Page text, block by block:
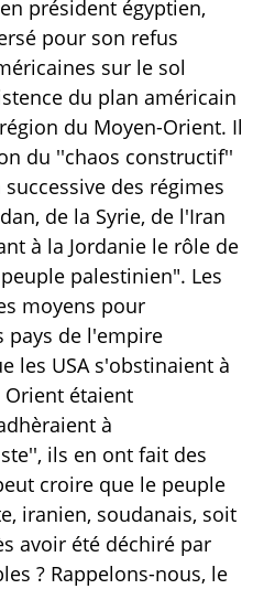
président égyptien,
pour son refus
sur le sol
du plan américain
du Moyen-Orient. Il
du ''chaos constructif''
des régimes
de la Syrie, de l'Iran
à la Jordanie le rôle de
palestinien". Les
moyens pour
pays de l'empire
les USA s'obstinaient à
étaient
à
ils en ont fait des
croire que le peuple
iranien, soudanais, soit
avoir été déchiré par
? Rappelons-nous, le